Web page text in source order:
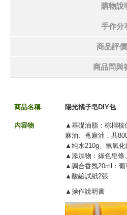
購物說
手作分
商品評
商品問與
商品名稱 陽光橘子皂DIY包
內容物
▲基礎油脂：棕櫚核
麻油、蓖麻油，共
▲純水210g、氫氧化
▲添加物：綠色皂條
▲調合香氛20ml：葡
▲酸鹼試紙2張
▲操作說明書